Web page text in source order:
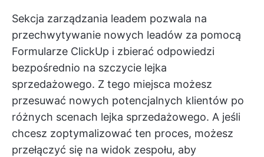
Sekcja zarządzania leadem pozwala na
przechwytywanie nowych leadów za pomocą
Formularze ClickUp i zbierać odpowiedzi
bezpośrednio na szczycie lejka
sprzedażowego. Z tego miejsca możesz
przesuwać nowych potencjalnych klientów po
różnych scenach lejka sprzedażowego. A jeśli
chcesz zoptymalizować ten proces, możesz
przełączyć się na widok zespołu, aby